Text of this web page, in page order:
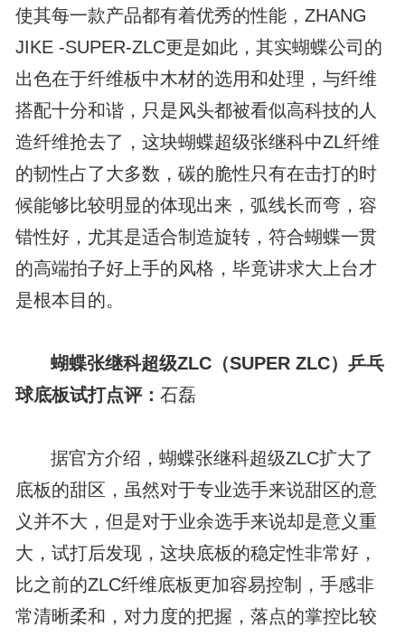
使其每一款产品都有着优秀的性能，ZHANG
JIKE -SUPER-ZLC更是如此，其实蝴蝶公司的
出色在于纤维板中木材的选用和处理，与纤维
搭配十分和谐，只是风头都被看似高科技的人
造纤维抢去了，这块蝴蝶超级张继科中ZL纤维
的韧性占了大多数，碳的脆性只有在击打的时
候能够比较明显的体现出来，弧线长而弯，容
错性好，尤其是适合制造旋转，符合蝴蝶一贯
的高端拍子好上手的风格，毕竟讲求大上台才
是根本目的。
蝴蝶张继科超级ZLC（SUPER ZLC）乒乓
球底板试打点评： 石磊
据官方介绍，蝴蝶张继科超级ZLC扩大了
底板的甜区，虽然对于专业选手来说甜区的意
义并不大，但是对于业余选手来说却是意义重
大，试打后发现，这块底板的稳定性非常好，
比之前的ZLC纤维底板更加容易控制，手感非
常清晰柔和，对力度的把握，落点的掌控比较